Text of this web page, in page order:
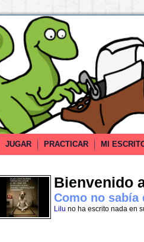
JUGAR PRACTICAR MI
Bienvenido
Como no
Lilu no ha escrito nada en